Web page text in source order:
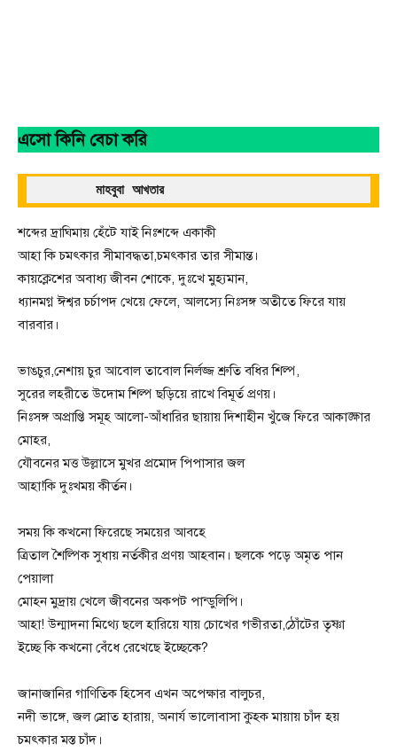
এসো কিনি বেচা করি
  মাহবুবা আখতার
শব্দের দ্রাঘিমায় হেঁটে যাই নিঃশব্দে একাকী
আহা কি চমৎকার সীমাবদ্ধতা,চমৎকার তার সীমান্ত।
কায়ক্লেশের অবাধ্য জীবন শোকে, দুঃখে মুহ্যমান,
ধ্যানমগ্ন ঈশ্বর চর্চাপদ খেয়ে ফেলে, আলস্যে নিঃসঙ্গ অতীতে ফিরে যায়
বারবার।
ভাঙচুর,নেশায় চুর আবোল তাবোল নির্লজ্জ শ্রুতি বধির শিল্প,
সুরের লহরীতে উদোম শিল্প ছড়িয়ে রাখে বিমূর্ত প্রণয়।
নিঃসঙ্গ অপ্রাপ্তি সমূহ আলো-আঁধারির ছায়ায় দিশাহীন খুঁজে ফিরে আকাঙ্ক্ষার
মোহর,
যৌবনের মত্ত উল্লাসে মুখর প্রমোদ পিপাসার জল
আহা!কি দুঃখময় কীর্তন।
সময় কি কখনো ফিরেছে সময়ের আবহে
ত্রিতাল শৈল্পিক সুধায় নর্তকীর প্রণয় আহবান। ছলকে পড়ে অমৃত পান
পেয়ালা
মোহন মুদ্রায় খেলে জীবনের অকপট পান্ডুলিপি।
আহা! উন্মাদনা মিথ্যে ছলে হারিয়ে যায় চোখের গভীরতা,ঠোঁটের তৃষ্ণা
ইচ্ছে কি কখনো বেঁধে রেখেছে ইচ্ছেকে?
জানাজানির গাণিতিক হিসেব এখন অপেক্ষার বালুচর,
নদী ভাঙ্গে, জল স্রোত হারায়, অনার্য ভালোবাসা কুহক মায়ায় চাঁদ হয়
চমৎকার মস্ত চাঁদ।